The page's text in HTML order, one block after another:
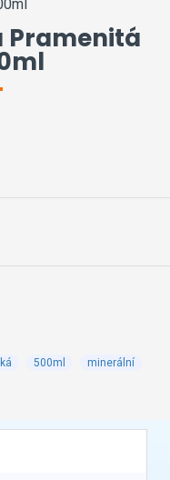
Pramenitá
500ml
minerální